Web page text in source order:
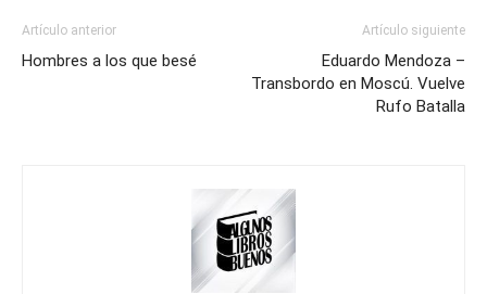
Artículo anterior
Hombres a los que besé
Artículo siguiente
Eduardo Mendoza –
Transbordo en Moscú. Vuelve
Rufo Batalla